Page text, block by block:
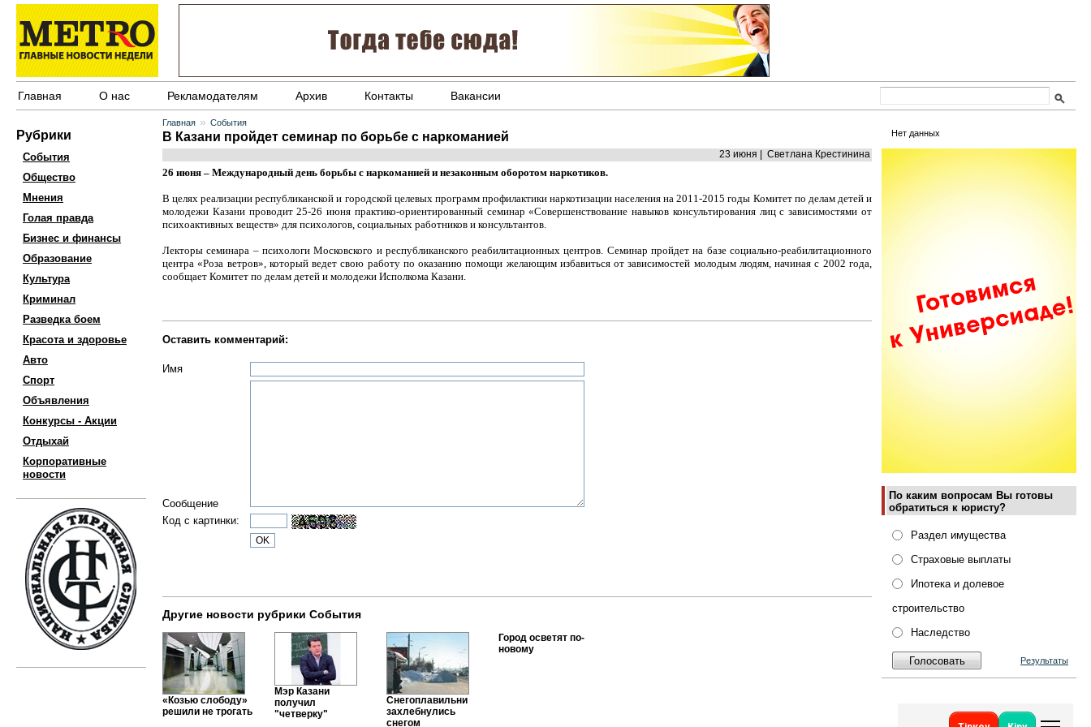
Главная О нас Рекламодателям Архив Контакты Вакансии
Рубрики
События
Общество
Мнения
Голая правда
Бизнес и финансы
Образование
Культура
Криминал
Разведка боем
Красота и здоровье
Авто
Спорт
Объявления
Конкурсы - Акции
Отдыхай
Корпоративные
новости
Нет данных
По каким вопросам Вы готовы
обратиться к юристу?
Раздел имущества
Страховые выплаты
Ипотека и долевое
строительство
Наследство
Результаты
Главная » События
В Казани пройдет семинар по борьбе с наркоманией
23 июня | Светлана Крестинина
26 июня – Международный день борьбы с наркоманией и незаконным оборотом наркотиков.
В целях реализации республиканской и городской целевых программ профилактики наркотизации населения на 2011-2015 годы Комитет по делам детей и
молодежи Казани проводит 25-26 июня практико-ориентированный семинар «Совершенствование навыков консультирования лиц с зависимостями от
психоактивных веществ» для психологов, социальных работников и консультантов.
Лекторы семинара – психологи Московского и республиканского реабилитационных центров. Семинар пройдет на базе социально-реабилитационного
центра «Роза ветров», который ведет свою работу по оказанию помощи желающим избавиться от зависимостей молодым людям, начиная с 2002 года,
сообщает Комитет по делам детей и молодежи Исполкома Казани.
Оставить комментарий:
Имя
Сообщение
Код с картинки:
Другие новости рубрики События
«Козью слободу»
решили не трогать
Мэр Казани
получил
"четверку"
Снегоплавильни
захлебнулись
снегом
Город осветят по-
новому